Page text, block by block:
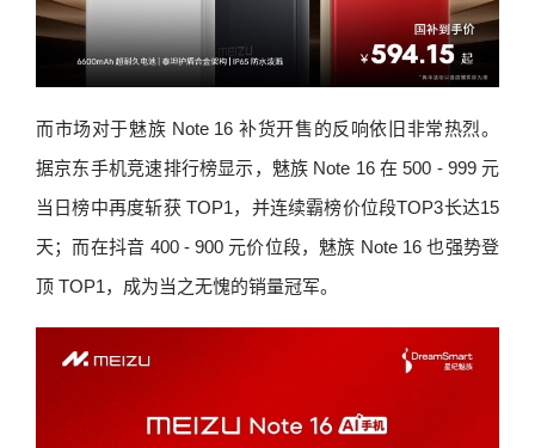
而市场对于魅族 Note 16 补货开售的反响依旧非常热烈。
据京东手机竞速排行榜显示，魅族 Note 16 在 500 - 999 元
当日榜中再度斩获 TOP1，并连续霸榜价位段TOP3长达15
天；而在抖音 400 - 900 元价位段，魅族 Note 16 也强势登
顶 TOP1，成为当之无愧的销量冠军。